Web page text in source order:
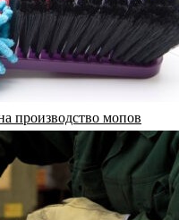
производство мопов